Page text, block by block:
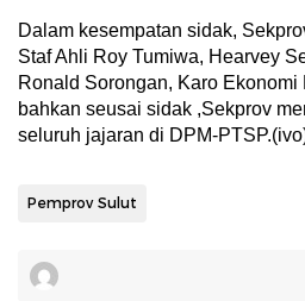
Dalam kesempatan sidak,
Staf Ahli Roy Tumiwa, Hearvey
Ronald Sorongan, Karo Ekonomi
bahkan seusai sidak ,Sekprov
seluruh jajaran di DPM-PTSP.
Pemprov Sulut